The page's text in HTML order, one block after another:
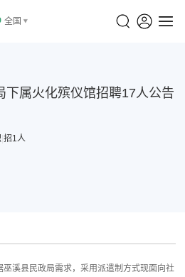
全国
下属火化殡仪馆招聘17人公告
|招1人
溪县民政局需求，采用派遣制方式现面向社